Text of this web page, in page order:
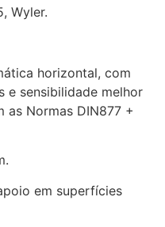
Wyler.
horizontal, com
e sensibilidade melhor
Normas DIN877 +
em superfícies